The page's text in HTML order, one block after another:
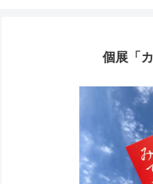
個展「